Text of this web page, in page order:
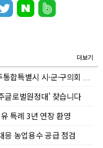
더보기
공병철 광산구의회 의장, 전남광주통합특별시 시·군·구의회 의장협의회 부회장 선출
글로벌원정대’ 찾습니다
특례 3년 연장 환영
응 농업용수 공급 점검